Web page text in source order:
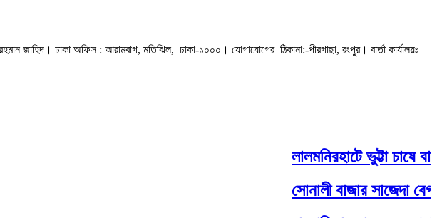
জাহিদ। ঢাকা অফিস : আরামবাগ, মতিঝিল, ঢাকা-১০০০। যোগাযোগের ঠিকানা:-পীরগাছা‌, রংপুর। বার্তা কার্যালয়ঃ
লালমনিরহাটে ভুট্টা চাষে
সোনালী বাজার সাজেদা বেগম